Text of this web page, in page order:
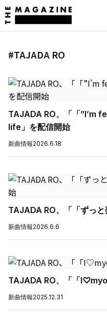
#TAJADA RO
TAJADA RO、「「”I’m
life」を配信開始
新曲情報2026.6.18
TAJADA RO、「「ずっ
新曲情報2026.6.6
TAJADA RO、「「
新曲情報2025.12.31